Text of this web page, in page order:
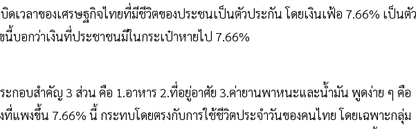
เวลาของเศรษฐกิจไทยที่มีชีวิตของประชนเป็นตัวประกัน โดยเงินเฟ้อ 7.66% เป็นตั
บอกว่าเงินที่ประชาชนมีในกระเป๋าหายไป 7.66%
ะกอบสำคัญ 3 ส่วน คือ 1.อาหาร 2.ที่อยู่อาศัย 3.ค่ายานพาหนะและน้ำมัน พูดง่าย ๆ คือ
ที่แพงขึ้น 7.66% นี้ กระทบโดยตรงกับการใช้ชีวิตประจำวันของคนไทย โดยเฉพาะกลุ่ม